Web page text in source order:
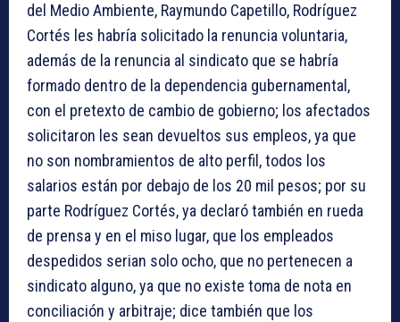
del Medio Ambiente, Raymundo Capetillo, Rodríguez
Cortés les habría solicitado la renuncia voluntaria,
además de la renuncia al sindicato que se habría
formado dentro de la dependencia gubernamental,
con el pretexto de cambio de gobierno; los afectados
solicitaron les sean devueltos sus empleos, ya que
no son nombramientos de alto perfil, todos los
salarios están por debajo de los 20 mil pesos; por su
parte Rodríguez Cortés, ya declaró también en rueda
de prensa y en el miso lugar, que los empleados
despedidos serian solo ocho, que no pertenecen a
sindicato alguno, ya que no existe toma de nota en
conciliación y arbitraje; dice también que los